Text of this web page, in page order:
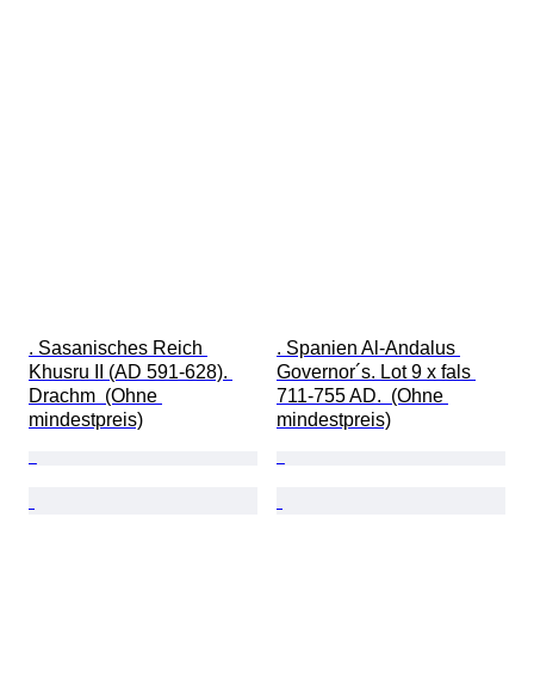
. Sasanisches Reich
Khusru II (AD 591-628).
Drachm  (Ohne
mindestpreis)
. Spanien Al-Andalus
Governor´s. Lot 9 x fals
711-755 AD.  (Ohne
mindestpreis)